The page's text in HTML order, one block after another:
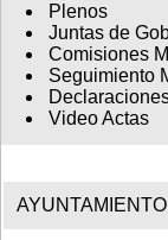
Plenos
Juntas de
Comisiones
Seguimiento
Video Actas